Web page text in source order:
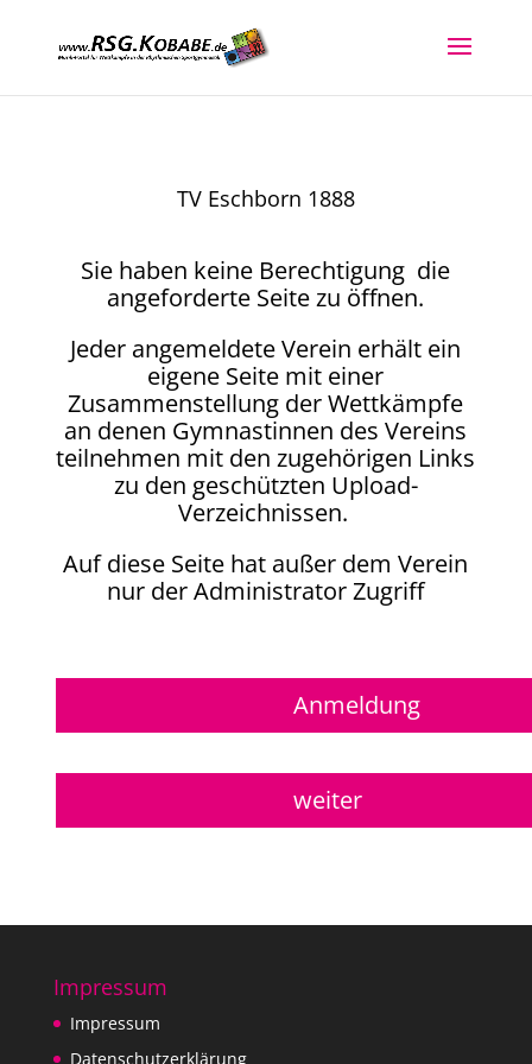
TV Eschborn 1888
Sie haben keine Berechtigung die
angeforderte Seite zu öffnen.
Jeder angemeldete Verein erhält ein
eigene Seite mit einer
Zusammenstellung der Wettkämpfe
an denen Gymnastinnen des Vereins
teilnehmen mit den zugehörigen Links
zu den geschützten Upload-
Verzeichnissen.
Auf diese Seite hat außer dem Verein
nur der Administrator Zugriff
Anmeldung
weiter
Impressum
Impressum
Datenschutzerklärung